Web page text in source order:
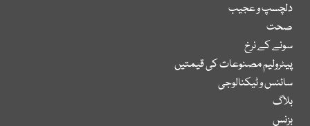
دلچسپ و عجیب
صحت
سونے کے نرخ
پیٹرولیم مصنوعات کی قیمتیں
سائنس و ٹیکنالوجی
بلاگ
بزنس